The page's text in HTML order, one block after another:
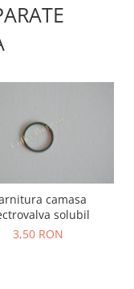
camasa
solubil
3,50 RON